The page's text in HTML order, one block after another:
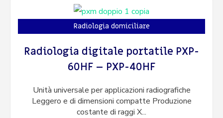
Radiologia domiciliare
Radiologia digitale portatile PXP-
60HF – PXP-40HF
Unità universale per applicazioni radiografiche
Leggero e di dimensioni compatte Produzione
costante di raggi X...